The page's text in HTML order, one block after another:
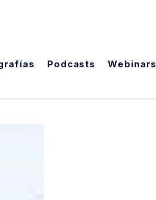
Podcasts Webinars